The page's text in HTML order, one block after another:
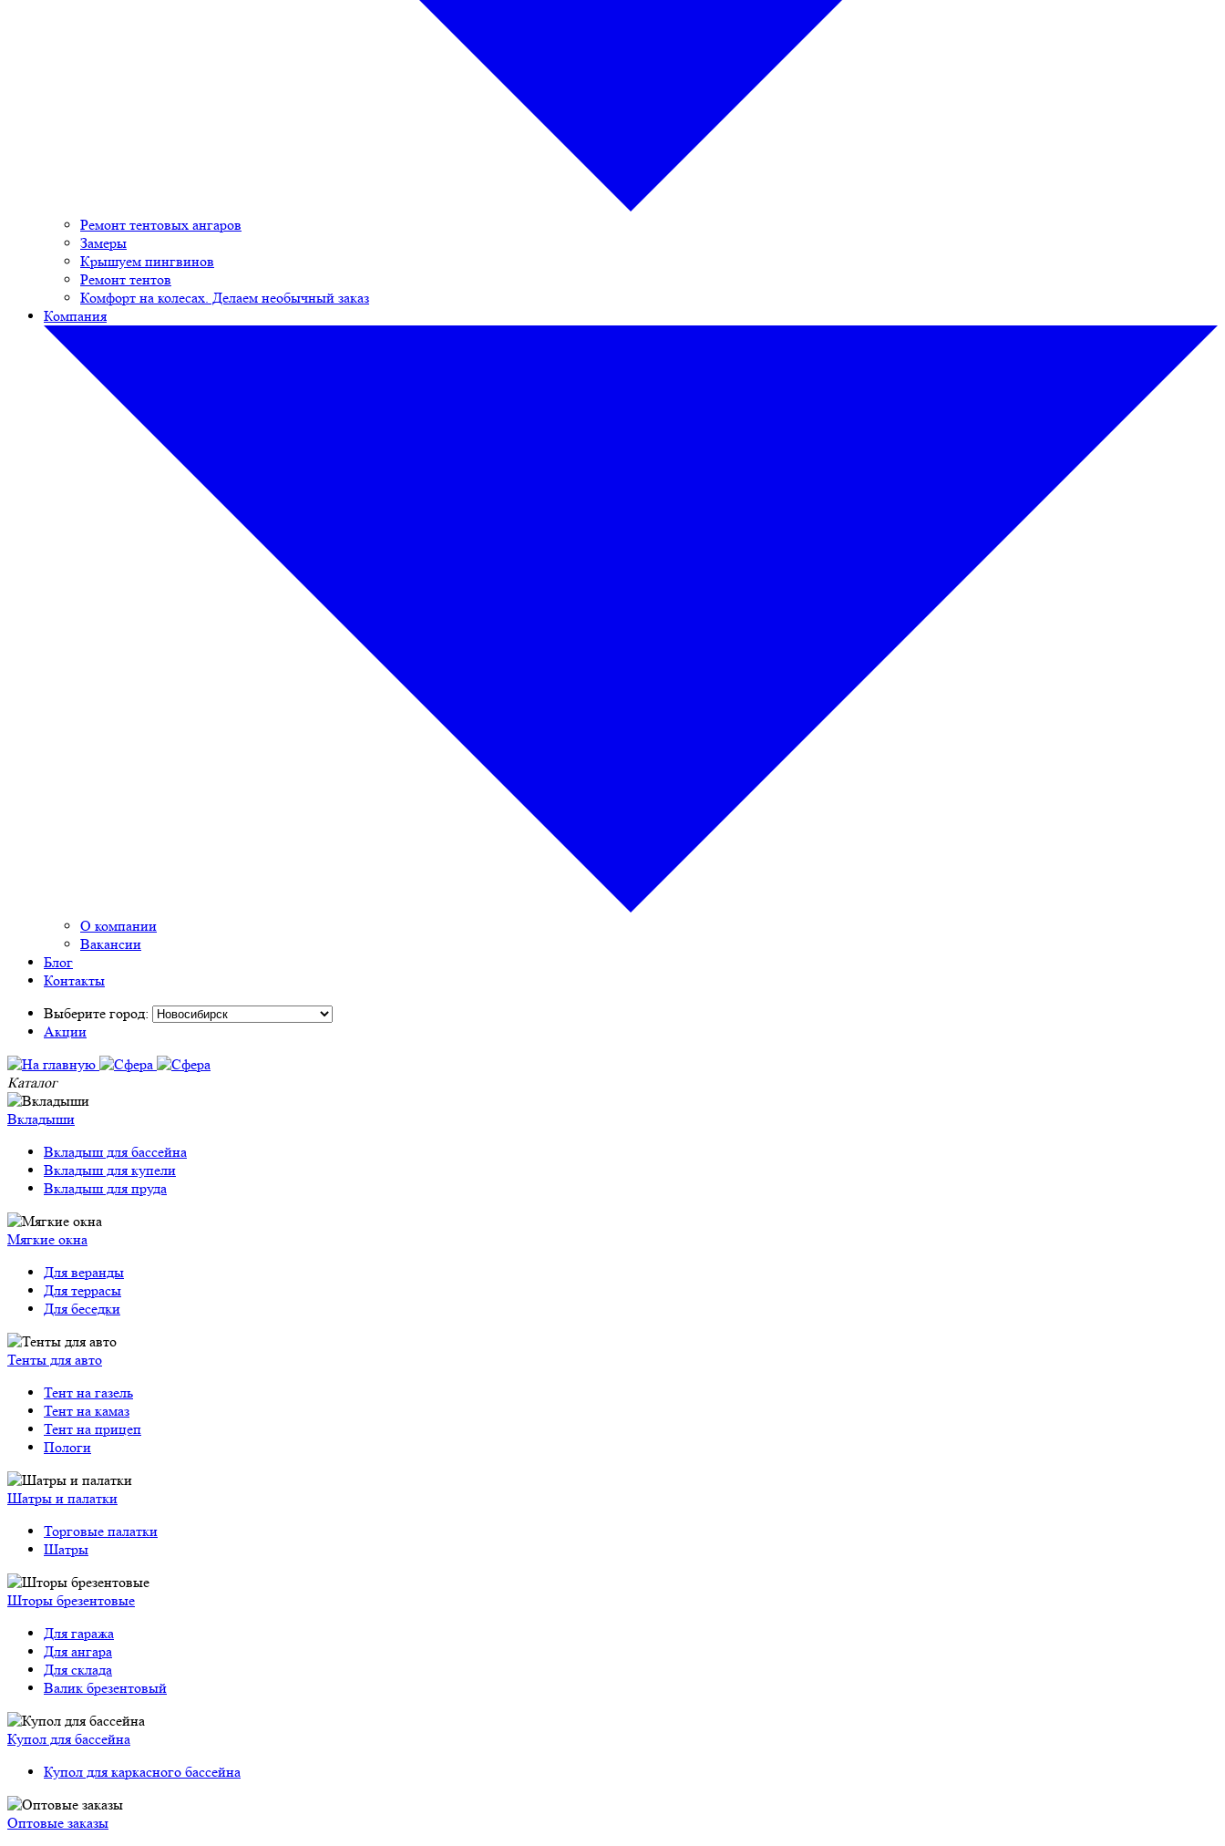
Ремонт тентовых ангаров
Замеры
Крышуем пингвинов
Ремонт тентов
Комфорт на колесах. Делаем необычный заказ
Компания
О компании
Вакансии
Блог
Контакты
Выберите город:
Акции
Каталог
Вкладыши
Вкладыш для бассейна
Вкладыш для купели
Вкладыш для пруда
Мягкие окна
Для веранды
Для террасы
Для беседки
Тенты для авто
Тент на газель
Тент на камаз
Тент на прицеп
Пологи
Шатры и палатки
Торговые палатки
Шатры
Шторы брезентовые
Для гаража
Для ангара
Для склада
Валик брезентовый
Купол для бассейна
Купол для каркасного бассейна
Оптовые заказы